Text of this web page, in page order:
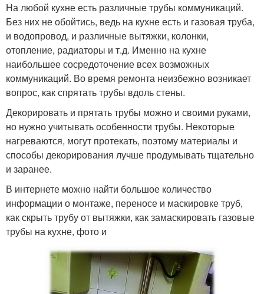
На любой кухне есть различные трубы коммуникаций.
Без них не обойтись, ведь на кухне есть и газовая труба,
и водопровод, и различные вытяжки, колонки,
отопление, радиаторы и т.д. Именно на кухне
наибольшее сосредоточение всех возможных
коммуникаций. Во время ремонта неизбежно возникает
вопрос, как спрятать трубы вдоль стены.
Декорировать и прятать трубы можно и своими руками,
но нужно учитывать особенности трубы. Некоторые
нагреваются, могут протекать, поэтому материалы и
способы декорирования лучше продумывать тщательно
и заранее.
В интернете можно найти большое количество
информации о монтаже, переносе и маскировке труб,
как скрыть трубу от вытяжки, как замаскировать газовые
трубы на кухне, фото и